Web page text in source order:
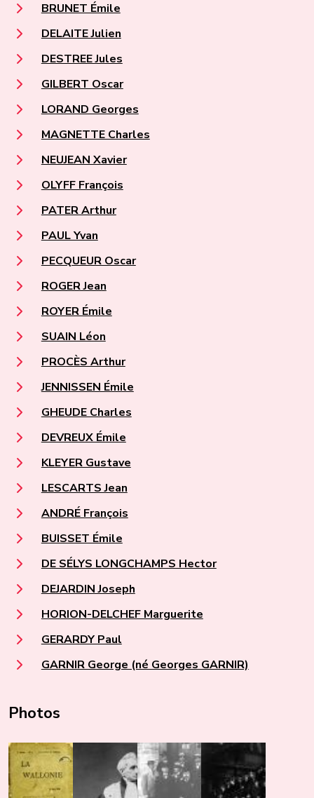
BRUNET Émile
DELAITE Julien
DESTREE Jules
GILBERT Oscar
LORAND Georges
MAGNETTE Charles
NEUJEAN Xavier
OLYFF François
PATER Arthur
PAUL Yvan
PECQUEUR Oscar
ROGER Jean
ROYER Émile
SUAIN Léon
PROCÈS Arthur
JENNISSEN Émile
GHEUDE Charles
DEVREUX Émile
KLEYER Gustave
LESCARTS Jean
ANDRÉ François
BUISSET Émile
DE SÉLYS LONGCHAMPS Hector
DEJARDIN Joseph
HORION-DELCHEF Marguerite
GERARDY Paul
GARNIR George (né Georges GARNIR)
Photos